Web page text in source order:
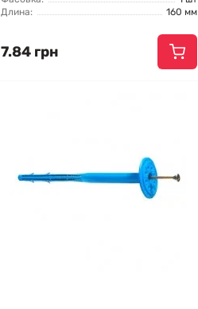
Длина:
160 мм
7.84 грн